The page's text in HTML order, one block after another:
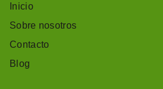
Inicio
Sobre nosotros
Contacto
Blog